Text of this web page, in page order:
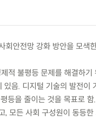
회안전망 강화 방안을 모색
적 불평등 문제를 해결하기
음. 디지털 기술의 발전이
등을 줄이는 것을 목표로
, 모든 사회 구성원이 동등